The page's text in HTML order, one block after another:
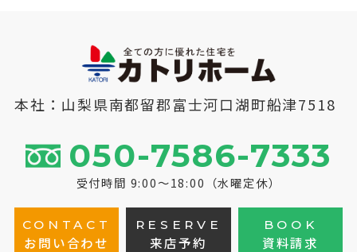
本社：山梨県南都留郡富士河口湖町船津7518
050-7586-7333
受付時間 9:00～18:00（水曜定休）
CONTACT
お問い合わせ
RESERVE
来店予約
BOOK
資料請求